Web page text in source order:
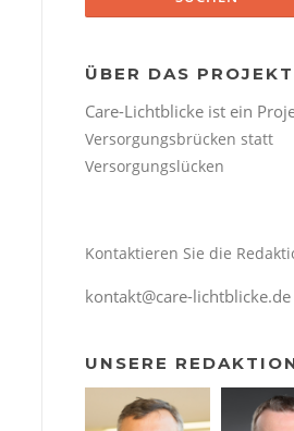
ÜBER DAS PROJEKT
Care-Lichtblicke ist ein
Versorgungsbrücken statt
Versorgungslücken
Kontaktieren Sie die
kontakt@care-lichtblicke.de
UNSERE